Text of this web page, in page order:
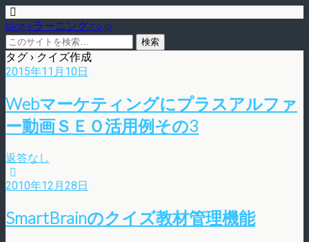
blog.eラーニング.co.jp
タグ › クイズ作成
2015年11月10日
Webマーケティングにプラスアルファ
ー動画ＳＥＯ活用例その3
返答なし
2010年12月28日
SmartBrainのクイズ教材管理機能